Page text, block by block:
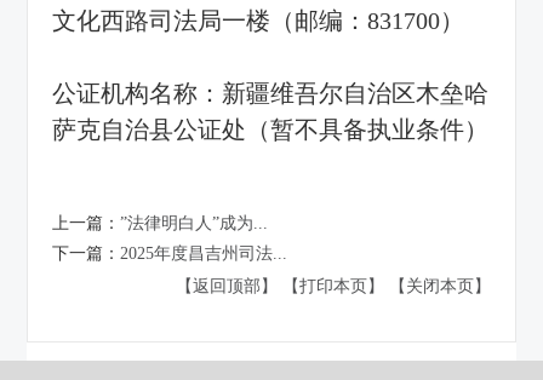
文化西路司法局一楼（邮编：831700）
公证机构名称：新疆维吾尔自治区木垒哈
萨克自治县公证处（暂不具备执业条件）
上一篇：”法律明白人”成为...
下一篇： 2025年度昌吉州司法...
【返回顶部】
【打印本页】 【关闭本页】